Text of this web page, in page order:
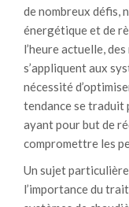
de nombreux défis,
énergétique et de
l’heure actuelle,
s’appliquent aux
nécessité
tendance se traduit
ayant pour but de
compromettre les
Un sujet
l’importance du